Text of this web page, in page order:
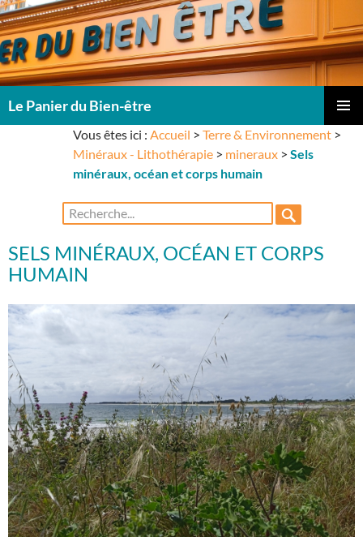
Le Panier du Bien-être
Vous êtes ici : Accueil > Terre & Environnement>
Minéraux - Lithothérapie> mineraux> Sels
minéraux, océan et corps humain
Rechercher :
SELS MINÉRAUX, OCÉAN ET CORPS
HUMAIN